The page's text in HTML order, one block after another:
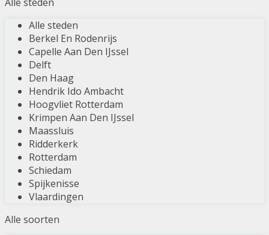
Alle steden
Berkel En Rodenrijs
Capelle Aan Den IJssel
Delft
Den Haag
Hendrik Ido Ambacht
Hoogvliet Rotterdam
Krimpen Aan Den IJssel
Maassluis
Ridderkerk
Rotterdam
Schiedam
Spijkenisse
Vlaardingen
Alle soorten